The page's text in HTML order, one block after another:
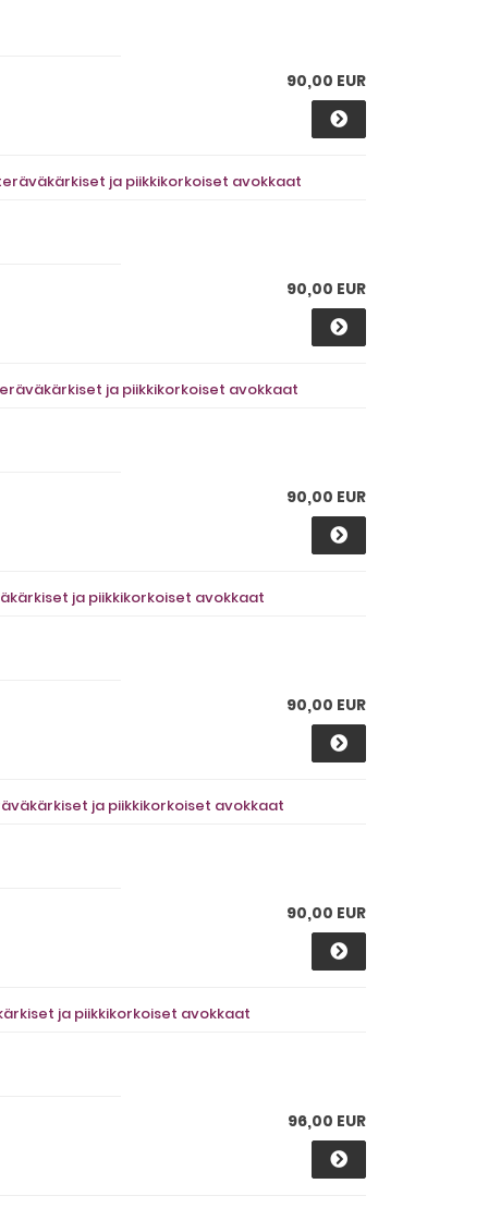
90,00 EUR
ja piikkikorkoiset avokkaat
90,00 EUR
ja piikkikorkoiset avokkaat
90,00 EUR
ja piikkikorkoiset avokkaat
90,00 EUR
ja piikkikorkoiset avokkaat
90,00 EUR
ja piikkikorkoiset avokkaat
96,00 EUR